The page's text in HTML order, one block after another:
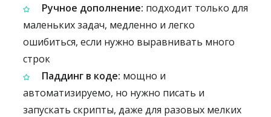
Ручное дополнение: подходит только для
маленьких задач, медленно и легко
ошибиться, если нужно выравнивать много
строк
Паддинг в коде: мощно и
автоматизируемо, но нужно писать и
запускать скрипты, даже для разовых мелких